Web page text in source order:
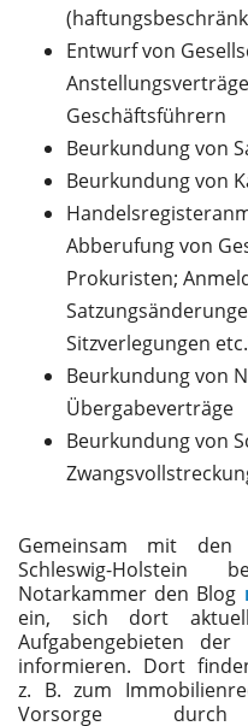
Entwurf von
Geschäftsführern
Beurkundung von
Beurkundung von
Abberufung von
Prokuristen;
Sitzverlegungen
Beurkundung von
Übergabeverträge
Beurkundung von
Gemeinsam mit den
Schleswig-Holstein
Notarkammer den Blog
ein, sich dort
Aufgabengebieten
informieren. Dort
z. B. zum
Vorsorge